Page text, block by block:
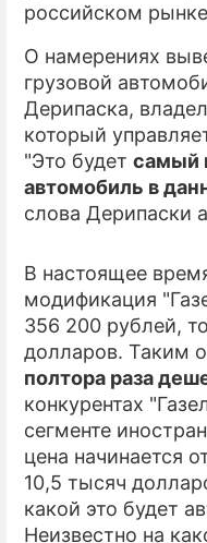
российском
О намерениях
грузовой
Дерипаска,
который
"Это будет самый
автомобиль в
слова Дерипаски
В настоящее
модификация
356 200 рублей,
долларов. Таким
полтора раза
конкурентах
сегменте
цена начинается
10,5 тысяч
какой это будет
Неизвестно на